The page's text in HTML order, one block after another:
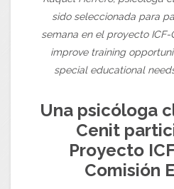
sido seleccionada para
semana en el proyecto
improve training
special educational
Una psicóloga
Cenit
Proyecto
Comisión